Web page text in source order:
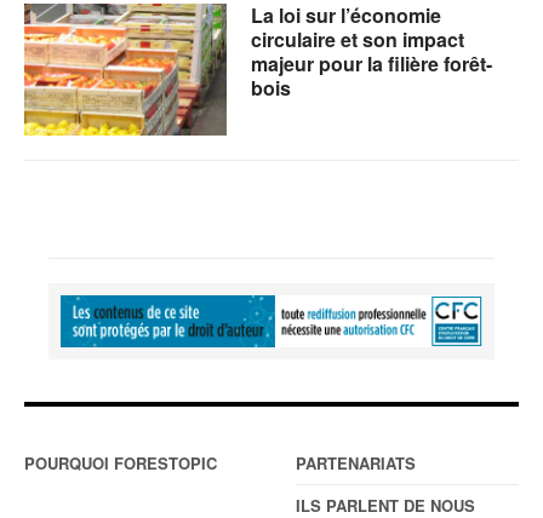
La loi sur l’économie
circulaire et son impact
majeur pour la filière forêt-
bois
POURQUOI FORESTOPIC
PARTENARIATS
ILS PARLENT DE NOUS